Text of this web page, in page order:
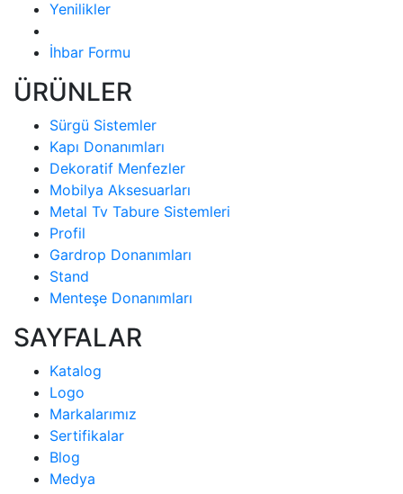
Yenilikler
İhbar Formu
ÜRÜNLER
Sürgü Sistemler
Kapı Donanımları
Dekoratif Menfezler
Mobilya Aksesuarları
Metal Tv Tabure Sistemleri
Profil
Gardrop Donanımları
Stand
Menteşe Donanımları
SAYFALAR
Katalog
Logo
Markalarımız
Sertifikalar
Blog
Medya